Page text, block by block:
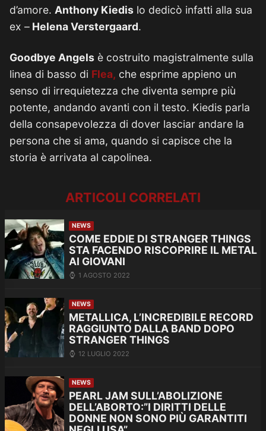
d’amore. Anthony Kiedis lo dedicò infatti alla sua
ex – Helena Verstergaard.
Goodbye Angels è costruito magistralmente sulla
linea di basso di Flea, che esprime appieno un
senso di irrequietezza che diventa sempre più
potente, andando avanti con il testo. Kiedis parla
della consapevolezza di dover lasciar andare la
persona che si ama, quando si capisce che la
storia è arrivata al capolinea.
ARTICOLI CORRELATI
NEWS
COME EDDIE DI STRANGER THINGS
STA FACENDO RISCOPRIRE IL METAL
AI GIOVANI
1 AGOSTO 2022
NEWS
METALLICA, L’INCREDIBILE RECORD
RAGGIUNTO DALLA BAND DOPO
STRANGER THINGS
12 LUGLIO 2022
NEWS
PEARL JAM SULL’ABOLIZIONE
DELL’ABORTO:”I DIRITTI DELLE
DONNE NON SONO PIÙ GARANTITI